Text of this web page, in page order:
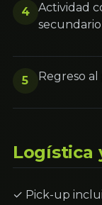
4
Actividad
secundario
5 Regreso
Logística
✓ Pick-up